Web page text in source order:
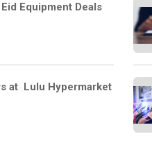
Equipment Deals
at  Lulu Hypermarket